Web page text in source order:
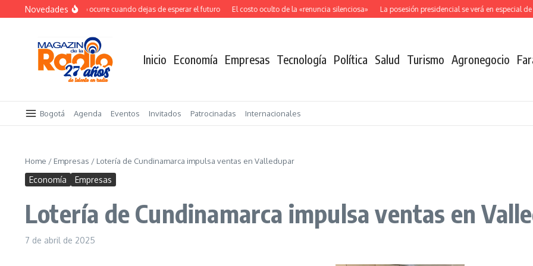
Saltar al contenido
Novedades
El verdadero salto ocurre cuando dejas de esperar el futuro El costo oculto de la «renuncia silenciosa» La posesión presidencial se verá en especial de
Inicio Economía Empresas Tecnología Política Salud Turismo Agronegocio
Bogotá Agenda Eventos Invitados Patrocinadas Internacionales
Home / Empresas / Lotería de Cundinamarca impulsa ventas en Valledupar
Economía Empresas
Lotería de Cundinamarca impulsa ventas en
7 de abril de 2025